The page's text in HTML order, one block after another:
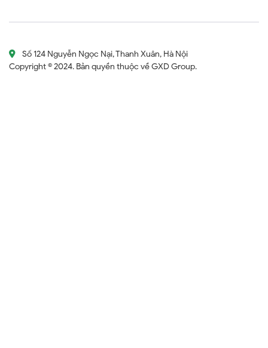
Số 124 Nguyễn Ngọc Nại, Thanh Xuân, Hà Nội
Copyright © 2024. Bản quyền thuộc về GXD Group.